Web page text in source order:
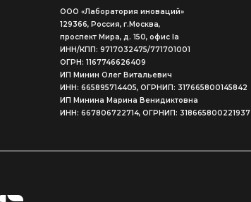
ООО «Лаборатория иноваций»
129366, Россия, г.Москва,
проспект Мира, д. 150, офис Ia
ИНН/КПП: 9717032475/771701001
ОГРН: 1167746626409
ИП Минин Олег Витальевич
ИНН: 665895714405, ОГРНИП: 317665800145842
ИП Минина Марина Венидиктовна
ИНН: 667806722714, ОГРНИП: 318665800221937